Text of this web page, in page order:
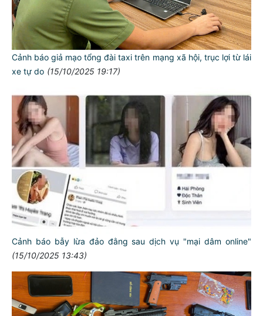
Cảnh báo giả mạo tổng đài taxi trên mạng xã hội, trục lợi từ lái
xe tự do (15/10/2025 19:17)
Cảnh báo bẫy lừa đảo đằng sau dịch vụ "mại dâm online"
(15/10/2025 13:43)